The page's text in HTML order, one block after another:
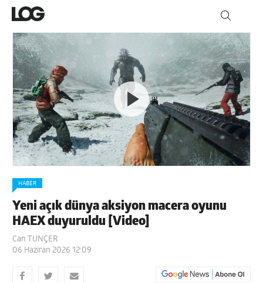
HABER
Yeni açık dünya aksiyon macera oyunu
HAEX duyuruldu [Video]
Can TUNÇER
06 Haziran 2026 12:09